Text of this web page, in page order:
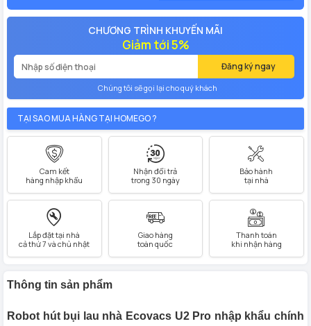
CHƯƠNG TRÌNH KHUYẾN MÃI
Giảm tới 5%
Đăng ký ngay
Chúng tôi sẽ gọi lại cho quý khách
TẠI SAO MUA HÀNG TẠI HOMEGO ?
Cam kết
hàng nhập khẩu
Nhận đổi trả
trong 30 ngày
Bảo hành
tại nhà
Lắp đặt tại nhà
cả thứ 7 và chủ nhật
Giao hàng
toàn quốc
Thanh toán
khi nhận hàng
Thông tin sản phẩm
Robot hút bụi lau nhà Ecovacs U2 Pro nhập khẩu chính